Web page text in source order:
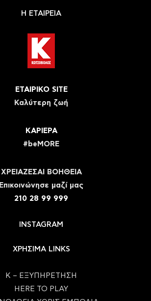
Η ΕΤΑΙΡΕΙΑ
ΕΤΑΙΡΙΚΟ SITE
Καλύτερη ζωή
ΚΑΡΙΕΡΑ
#beMORE
ΧΡΕΙΑΖΕΣΑΙ ΒΟΗΘΕΙΑ
Eπικοινώνησε μαζί μας
210 28 99 999
INSTAGRAM
ΧΡΗΣΙΜΑ LINKS
Κ – ΕΞΥΠΗΡΕΤΗΣΗ
HERE TO PLAY